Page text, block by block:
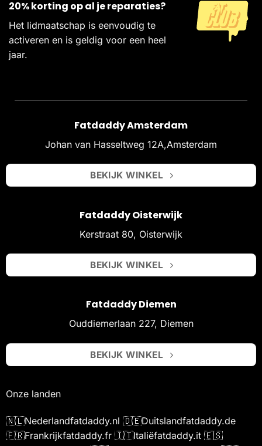
20% korting op al je reparaties?
Het lidmaatschap is eenvoudig te
activeren en is geldig voor een heel
jaar.
Fatdaddy Amsterdam
Johan van Hasseltweg 12A,Amsterdam
BEKIJK WINKEL
Fatdaddy Oisterwijk
Kerstraat 80, Oisterwijk
BEKIJK WINKEL
Fatdaddy Diemen
Ouddiemerlaan 227, Diemen
BEKIJK WINKEL
Onze landen
🇳🇱Nederlandfatdaddy.nl 🇩🇪Duitslandfatdaddy.de
🇫🇷Frankrijkfatdaddy.fr 🇮🇹Italiëfatdaddy.it 🇪🇸